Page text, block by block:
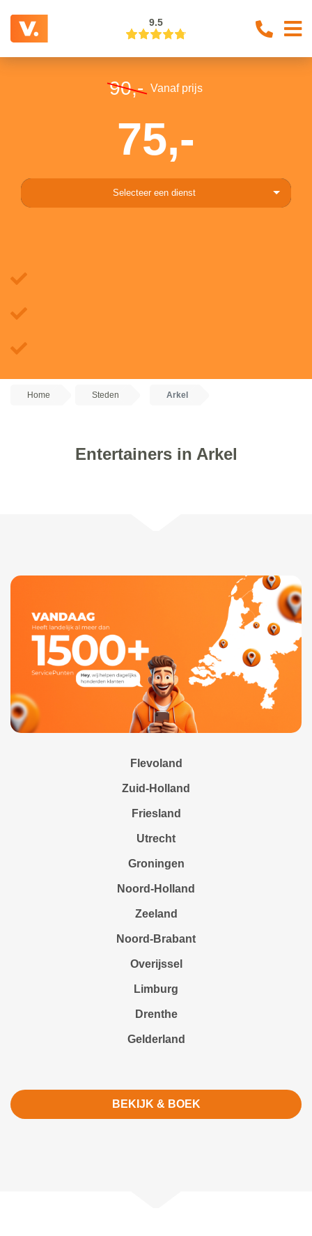
9.5
90,- Vanaf prijs
75,-
Selecteer een dienst
Home Steden Arkel
Entertainers in Arkel
Flevoland
Zuid-Holland
Friesland
Utrecht
Groningen
Noord-Holland
Zeeland
Noord-Brabant
Overijssel
Limburg
Drenthe
Gelderland
BEKIJK & BOEK